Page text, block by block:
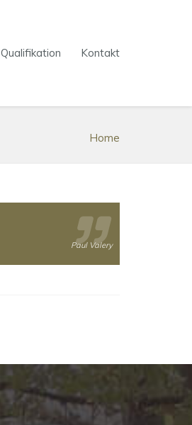
Qualifikation Kontakt
Home
Paul Valery